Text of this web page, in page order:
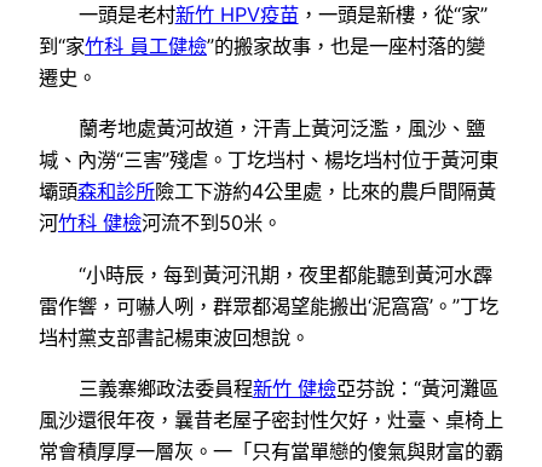
一頭是老村新竹 HPV疫苗，一頭是新樓，從“家”
到“家竹科 員工健檢”的搬家故事，也是一座村落的變
遷史。
蘭考地處黃河故道，汗青上黃河泛濫，風沙、鹽
堿、內澇“三害”殘虐。丁圪垱村、楊圪垱村位于黃河東
壩頭森和診所險工下游約4公里處，比來的農戶間隔黃
河竹科 健檢河流不到50米。
“小時辰，每到黃河汛期，夜里都能聽到黃河水霹
雷作響，可嚇人咧，群眾都渴望能搬出‘泥窩窩’。”丁圪
垱村黨支部書記楊東波回想說。
三義寨鄉政法委員程新竹 健檢亞芬說：“黃河灘區
風沙還很年夜，曩昔老屋子密封性欠好，灶臺、桌椅上
常會積厚厚一層灰。一「只有當單戀的傻氣與財富的霸